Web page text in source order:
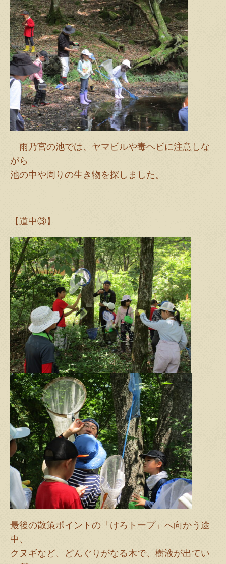
雨乃宮の池では、ヤマビルや毒ヘビに注意しな
がら
池の中や周りの生き物を探しました。
【道中③】
最後の散策ポイントの「けろトープ」へ向かう途
中、
クヌギなど、どんぐりがなる木で、樹液が出てい